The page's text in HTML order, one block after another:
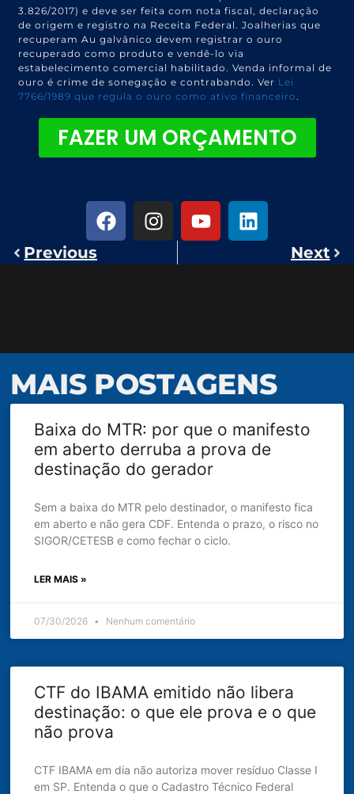
3.826/2017) e deve ser feita com nota fiscal, declaração
de origem e registro na Receita Federal. Joalherias que
recuperam Au galvânico devem registrar o ouro
recuperado como produto e vendê-lo via
estabelecimento comercial habilitado. Venda informal de
ouro é crime de sonegação e contrabando. Ver Lei
7766/1989 que regula o ouro como ativo financeiro.
FAZER UM ORÇAMENTO
Previous Next
MAIS POSTAGENS
Baixa do MTR: por que o manifesto
em aberto derruba a prova de
destinação do gerador
Sem a baixa do MTR pelo destinador, o manifesto fica
em aberto e não gera CDF. Entenda o prazo, o risco no
SIGOR/CETESB e como fechar o ciclo.
LER MAIS »
07/30/2026 Nenhum comentário
CTF do IBAMA emitido não libera
destinação: o que ele prova e o que
não prova
CTF IBAMA em dia não autoriza mover resíduo Classe I
em SP. Entenda o que o Cadastro Técnico Federal